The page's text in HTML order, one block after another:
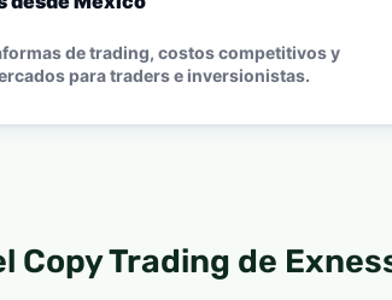
de trading, costos competitivos y
para traders e inversionistas.
Copy Trading de